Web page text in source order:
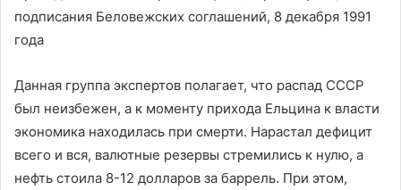
подписания Беловежских соглашений, 8 декабря 1991
года
Данная группа экспертов полагает, что распад СССР
был неизбежен, а к моменту прихода Ельцина к власти
экономика находилась при смерти. Нарастал дефицит
всего и вся, валютные резервы стремились к нулю, а
нефть стоила 8-12 долларов за баррель. При этом,